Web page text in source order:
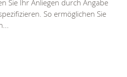
Sie Ihr Anliegen durch Angabe
So ermöglichen Sie